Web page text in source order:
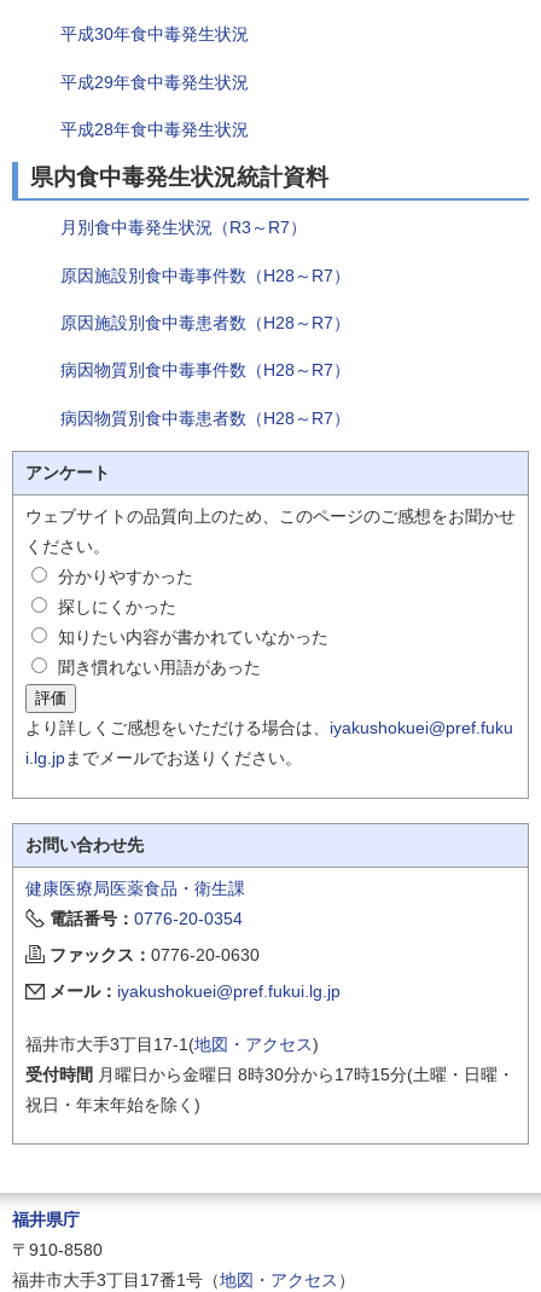
平成30年食中毒発生状況
平成29年食中毒発生状況
平成28年食中毒発生状況
県内食中毒発生状況統計資料
月別食中毒発生状況（R3～R7）
原因施設別食中毒事件数（H28～R7）
原因施設別食中毒患者数（H28～R7）
病因物質別食中毒事件数（H28～R7）
病因物質別食中毒患者数（H28～R7）
アンケート
ウェブサイトの品質向上のため、このページのご感想をお聞かせ
ください。
分かりやすかった
探しにくかった
知りたい内容が書かれていなかった
聞き慣れない用語があった
より詳しくご感想をいただける場合は、 iyakushokuei@pref.fuku
i.lg.jpまでメールでお送りください。
お問い合わせ先
健康医療局医薬食品・衛生課
電話番号： 0776-20-0354
ファックス： 0776-20-0630
メール： iyakushokuei@pref.fukui.lg.jp
福井市大手3丁目17-1(地図・アクセス)
受付時間 月曜日から金曜日 8時30分から17時15分(土曜・日曜・
祝日・年末年始を除く)
福井県庁
〒910-8580
福井市大手3丁目17番1号（地図・アクセス ）